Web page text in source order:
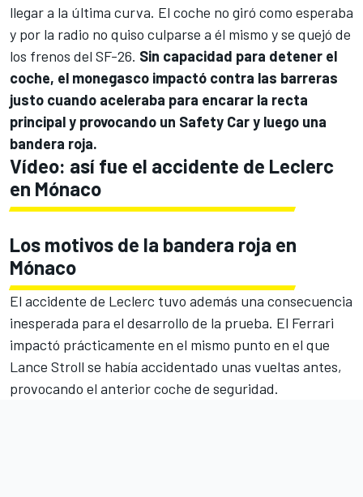
llegar a la última curva. El coche no giró como esperaba
y por la radio no quiso culparse a él mismo y se quejó de
los frenos del SF-26. Sin capacidad para detener el
coche, el monegasco impactó contra las barreras
justo cuando aceleraba para encarar la recta
principal y provocando un Safety Car y luego una
bandera roja.
Vídeo: así fue el accidente de Leclerc
en Mónaco
Los motivos de la bandera roja en
Mónaco
El accidente de Leclerc tuvo además una consecuencia
inesperada para el desarrollo de la prueba. El Ferrari
impactó prácticamente en el mismo punto en el que
Lance Stroll se había accidentado unas vueltas antes,
provocando el anterior coche de seguridad.